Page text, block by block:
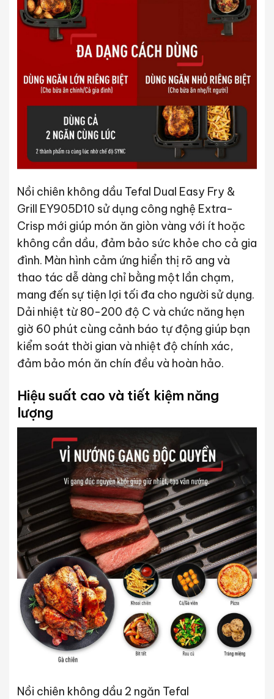
Nồi chiên không dầu Tefal Dual Easy Fry &
Grill EY905D10 sử dụng công nghệ Extra-
Crisp mới giúp món ăn giòn vàng với ít hoặc
không cần dầu, đảm bảo sức khỏe cho cả gia
đình. Màn hình cảm ứng hiển thị rõ ang và
thao tác dễ dàng chỉ bằng một lần chạm,
mang đến sự tiện lợi tối đa cho người sử dụng.
Dải nhiệt từ 80-200 độ C và chức năng hẹn
giờ 60 phút cùng cảnh báo tự động giúp bạn
kiểm soát thời gian và nhiệt độ chính xác,
đảm bảo món ăn chín đều và hoàn hảo.
Hiệu suất cao và tiết kiệm năng
lượng
Nồi chiên không dầu 2 ngăn Tefal